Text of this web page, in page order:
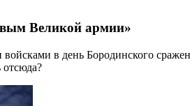
Великой армии»
в день Бородинского
отсюда?